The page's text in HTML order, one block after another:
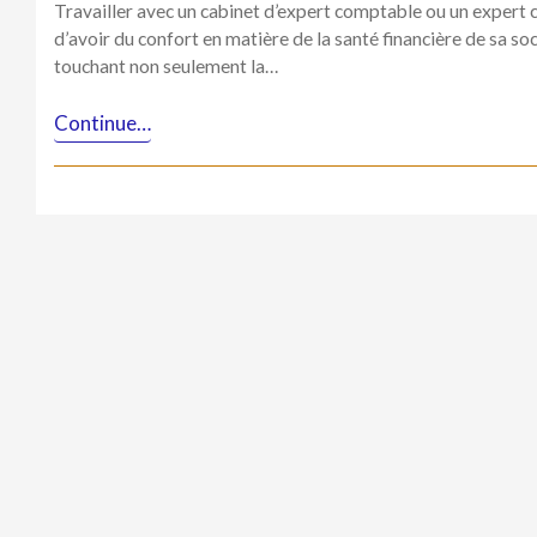
Travailler avec un cabinet d’expert comptable ou un
d’avoir du confort en matière de la santé financière de sa
touchant non seulement la…
Continue…